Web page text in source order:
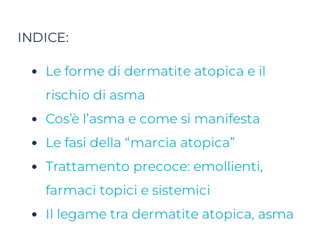
INDICE:
Le forme di dermatite atopica e il
rischio di asma
Cos’è l’asma e come si manifesta
Le fasi della “marcia atopica”
Trattamento precoce: emollienti,
farmaci topici e sistemici
Il legame tra dermatite atopica, asma